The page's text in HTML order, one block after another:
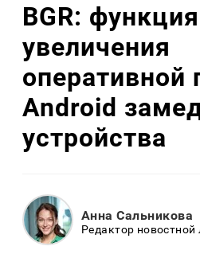
BGR: функция
увеличения
оперативной
Android
устройства
Анна Сальникова
Редактор новостной